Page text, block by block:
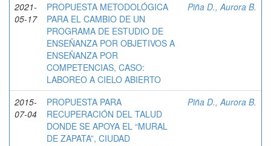
2021-
05-17
PROPUESTA METODOLÓGICA
PARA EL CAMBIO DE UN
PROGRAMA DE ESTUDIO DE
ENSEÑANZA POR OBJETIVOS A
ENSEÑANZA POR
COMPETENCIAS, CASO:
LABOREO A CIELO ABIERTO
Piña D., Aurora B.
2015-
07-04
PROPUESTA PARA
RECUPERACIÓN DEL TALUD
DONDE SE APOYA EL “MURAL
DE ZAPATA”, CIUDAD
Piña D., Aurora B.